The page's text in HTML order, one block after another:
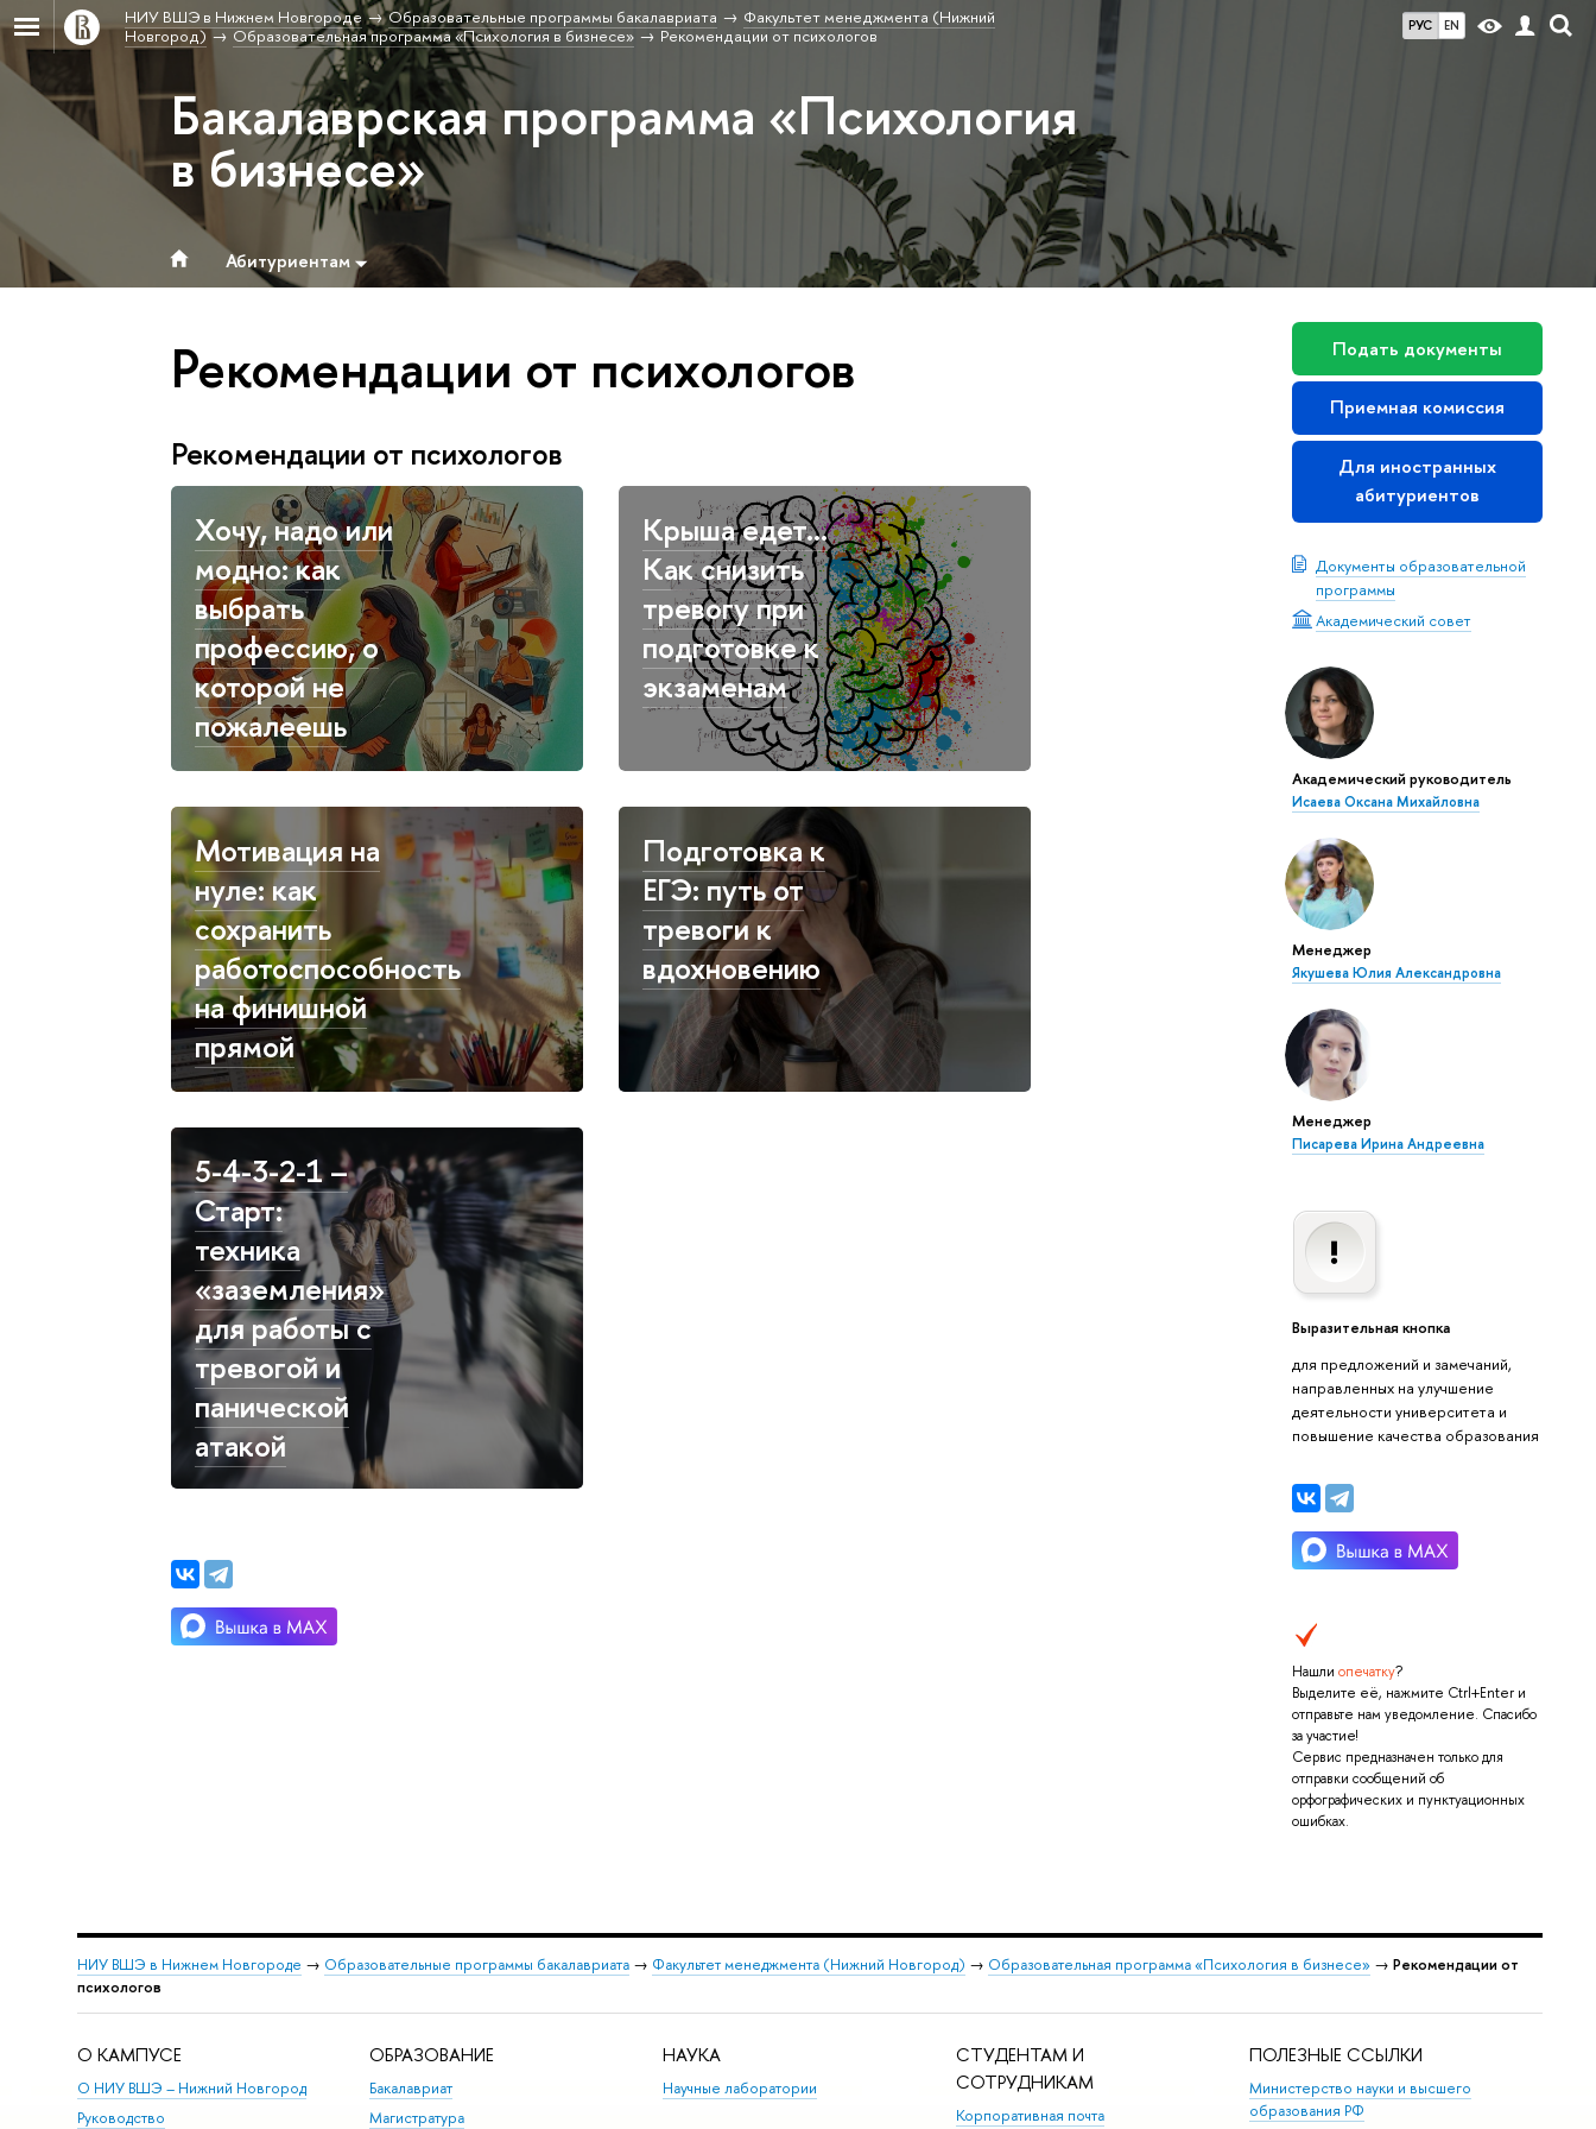
РУС EN
НИУ ВШЭ в Нижнем Новгороде Образовательные программы бакалавриата
Факультет менеджмента (Нижний
Новгород)
Образовательная программа «Психология в бизнесе» Рекомендации от психологов
Бакалаврская программа «Психология
в бизнесе»
Абитуриентам
Подать документы
Приемная комиссия
Для иностранных
абитуриентов
Документы образовательной
программы
Академический совет
Академический руководитель
Исаева Оксана Михайловна
Менеджер
Якушева Юлия Александровна
Менеджер
Писарева Ирина Андреевна
Выразительная кнопка
для предложений и замечаний,
направленных на улучшение
деятельности университета и
повышение качества образования
Нашли опечатку?
Выделите её, нажмите Ctrl+Enter и
отправьте нам уведомление. Спасибо
за участие!
Сервис предназначен только для
отправки сообщений об
орфографических и пунктуационных
ошибках.
Рекомендации от психологов
Рекомендации от психологов
Хочу, надо или
модно: как
выбрать
профессию, о
которой не
пожалеешь
Крыша едет…
Как снизить
тревогу при
подготовке к
экзаменам
Мотивация на
нуле: как
сохранить
работоспособность
на финишной
прямой
Подготовка к
ЕГЭ: путь от
тревоги к
вдохновению
5-4-3-2-1 –
Старт:
техника
«заземления»
для работы с
тревогой и
панической
атакой
НИУ ВШЭ в Нижнем Новгороде → Образовательные программы бакалавриата→ Факультет менеджмента (Нижний Новгород) → Образовательная программа «Психология в бизнесе» → Рекомендации от
психологов
О КАМПУСЕ
О НИУ ВШЭ – Нижний Новгород
Руководство
ОБРАЗОВАНИЕ
Бакалавриат
Магистратура
НАУКА
Научные лаборатории
СТУДЕНТАМ И
СОТРУДНИКАМ
Корпоративная почта
ПОЛЕЗНЫЕ ССЫЛКИ
Министерство науки и высшего
образования РФ